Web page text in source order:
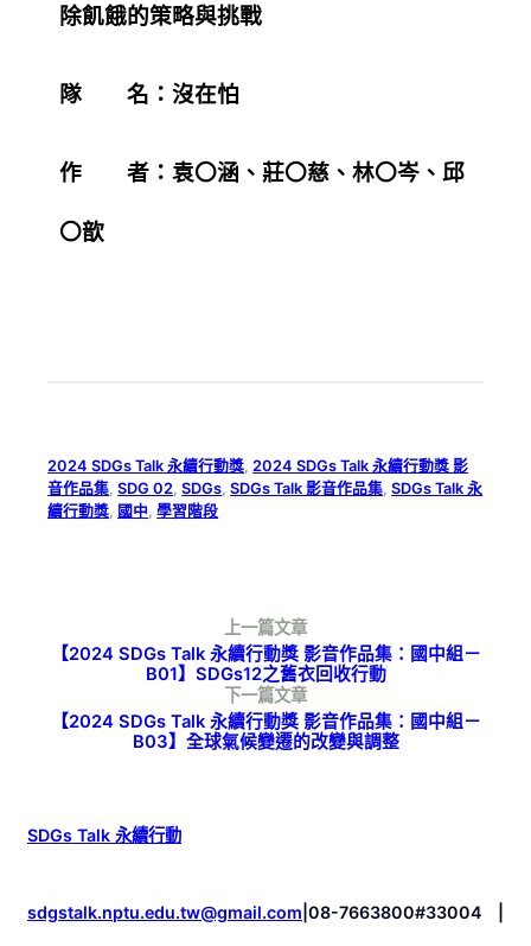
除飢餓的策略與挑戰
隊 名：沒在怕
作 者：袁〇涵、莊〇慈、林〇岑、邱
〇歆
2024 SDGs Talk 永續行動獎 2024 SDGs Talk 永續行動獎 影
音作品集 , SDG 02 , SDGs , SDGs Talk 影音作品集 , SDGs Talk 永
續行動獎 國中 , 學習階段
上一篇文章
【2024 SDGs Talk 永續行動獎 影音作品集：國中組－
B01】SDGs12之舊衣回收行動
下一篇文章
【2024 SDGs Talk 永續行動獎 影音作品集：國中組－
B03】全球氣候變遷的改變與調整
SDGs Talk 永續行動
sdgstalk.nptu.edu.tw@gmail.com 08-7663800#33004